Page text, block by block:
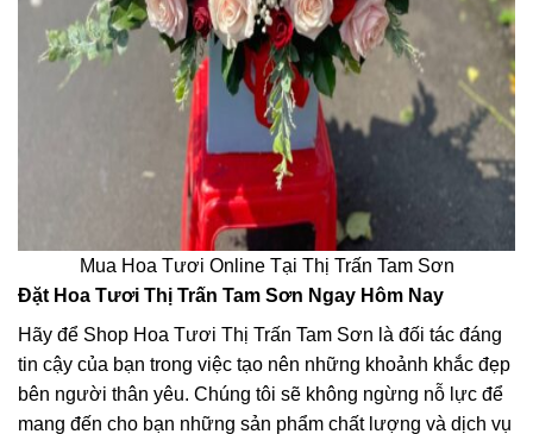
Mua Hoa Tươi Online Tại Thị Trấn Tam Sơn
Đặt Hoa Tươi Thị Trấn Tam Sơn Ngay Hôm Nay
Hãy để Shop Hoa Tươi Thị Trấn Tam Sơn là đối tác đáng
tin cậy của bạn trong việc tạo nên những khoảnh khắc đẹp
bên người thân yêu. Chúng tôi sẽ không ngừng nỗ lực để
mang đến cho bạn những sản phẩm chất lượng và dịch vụ